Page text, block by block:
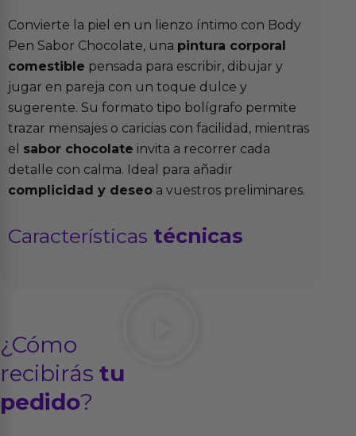
Convierte la piel en un lienzo íntimo con Body
Pen Sabor Chocolate, una pintura corporal
comestible pensada para escribir, dibujar y
jugar en pareja con un toque dulce y
sugerente. Su formato tipo bolígrafo permite
trazar mensajes o caricias con facilidad, mientras
el sabor chocolate invita a recorrer cada
detalle con calma. Ideal para añadir
complicidad y deseo a vuestros preliminares.
Características técnicas
¿Cómo
recibirás tu
pedido?